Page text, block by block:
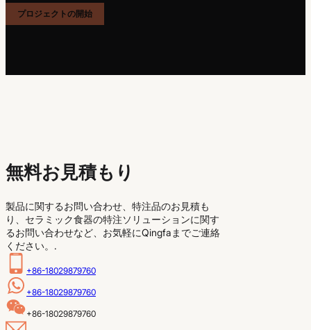
プロジェクトの開始
無料お見積もり
製品に関するお問い合わせ、特注品のお見積も
り、セラミック食器の特注ソリューションに関す
るお問い合わせなど、お気軽にQingfaまでご連絡
ください。.
+86-18029879760
+86-18029879760
+86-18029879760